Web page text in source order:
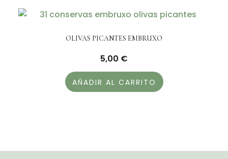
OLIVAS PICANTES EMBRUXO
5,00 €
AÑADIR AL CARRITO